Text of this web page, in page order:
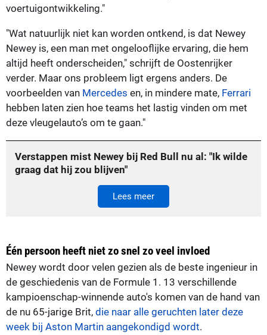
voertuigontwikkeling."
"Wat natuurlijk niet kan worden ontkend, is dat Newey
Newey is, een man met ongelooflijke ervaring, die hem
altijd heeft onderscheiden," schrijft de Oostenrijker
verder. Maar ons probleem ligt ergens anders. De
voorbeelden van Mercedes en, in mindere mate, Ferrari
hebben laten zien hoe teams het lastig vinden om met
deze vleugelauto’s om te gaan."
Verstappen mist Newey bij Red Bull nu al: "Ik wilde
graag dat hij zou blijven"
Lees meer
Één persoon heeft niet zo snel zo veel invloed
Newey wordt door velen gezien als de beste ingenieur in
de geschiedenis van de Formule 1. 13 verschillende
kampioenschap-winnende auto's komen van de hand van
de nu 65-jarige Brit, die naar alle geruchten later deze
week bij Aston Martin aangekondigd wordt.